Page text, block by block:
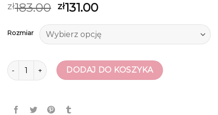
zł183.00 zł131.00
Rozmiar
ilość polański butyDODAJ DO KOSZYKA